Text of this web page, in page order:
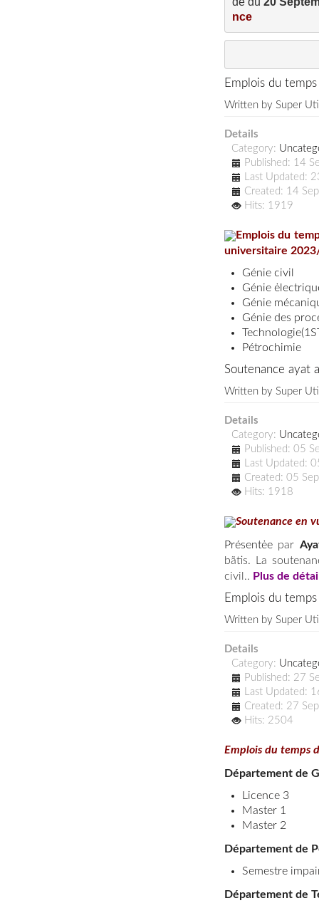
nce
Emplois du
Written by Super
Details
Category:
Published: 14
Last Updated:
Created: 14
Hits: 1919
Emplois du
universitaire
Génie civil
Génie
Génie
Génie des
Technologie(
Pétrochimie
Soutenance ayat
Written by Super
Details
Category:
Published: 05
Last Updated:
Created: 05
Hits: 1918
Soutenance en
Présentėe par
bãtis. La
civil.. Plus de
Emplois du
Written by Super
Details
Category:
Published: 27
Last Updated:
Created: 27
Hits: 2504
Emplois du temps
Département de
Licence 3
Master 1
Master 2
Département de
Semestre
Département de